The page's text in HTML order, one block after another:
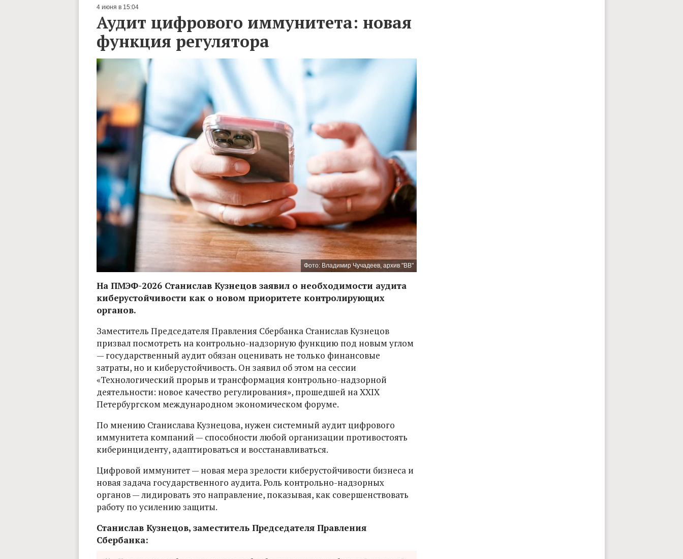
4 июня в 15:04
Аудит цифрового иммунитета: новая
функция регулятора
Фото: Владимир Чучадеев, архив "ВВ"
На ПМЭФ-2026 Станислав Кузнецов заявил о необходимости аудита
киберустойчивости как о новом приоритете контролирующих
органов.
Заместитель Председателя Правления Сбербанка Станислав Кузнецов
призвал посмотреть на контрольно-надзорную функцию под новым углом
— государственный аудит обязан оценивать не только финансовые
затраты, но и киберустойчивость. Он заявил об этом на сессии
«Технологический прорыв и трансформация контрольно-надзорной
деятельности: новое качество регулирования», прошедшей на XXIX
Петербургском международном экономическом форуме.
По мнению Станислава Кузнецова, нужен системный аудит цифрового
иммунитета компаний — способности любой организации противостоять
киберинциденту, адаптироваться и восстанавливаться.
Цифровой иммунитет — новая мера зрелости киберустойчивости бизнеса и
новая задача государственного аудита. Роль контрольно-надзорных
органов — лидировать это направление, показывая, как совершенствовать
работу по усилению защиты.
Станислав Кузнецов, заместитель Председателя Правления
Сбербанка: